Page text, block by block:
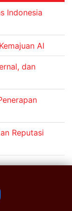
Indonesia
AI
dan
Reputasi